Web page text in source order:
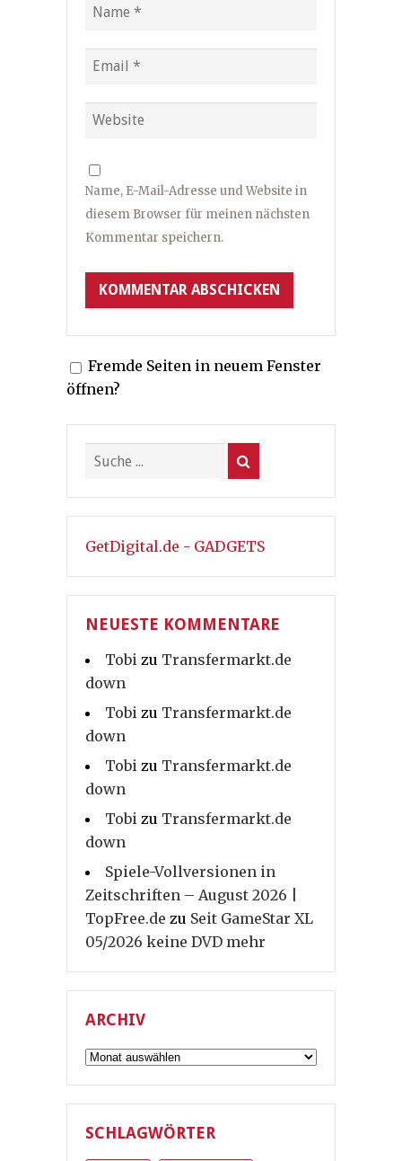
Name, E-Mail-Adresse und Website in
diesem Browser für meinen nächsten
Kommentar speichern.
Fremde Seiten in neuem Fenster
öffnen?
GetDigital.de - GADGETS
NEUESTE KOMMENTARE
Tobi zu Transfermarkt.de
down
Tobi zu Transfermarkt.de
down
Tobi zu Transfermarkt.de
down
Tobi zu Transfermarkt.de
down
Spiele-Vollversionen in
Zeitschriften – August 2026 |
TopFree.de zu Seit GameStar XL
05/2026 keine DVD mehr
ARCHIV
Archiv
SCHLAGWÖRTER